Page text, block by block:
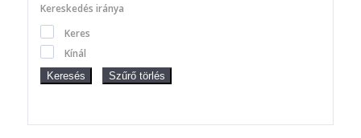
Kereskedés iránya
Keres
Kínál
Keresés Szűrő törlés